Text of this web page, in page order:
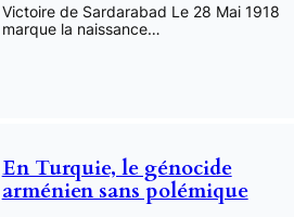
Victoire de Sardarabad Le 28 Mai 1918
marque la naissance…
En Turquie, le génocide
arménien sans polémique